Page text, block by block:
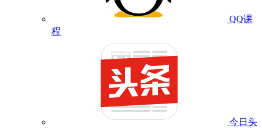
QQ课
程
今日头